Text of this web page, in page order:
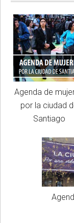
Agenda de
por la ciudad
Santiago